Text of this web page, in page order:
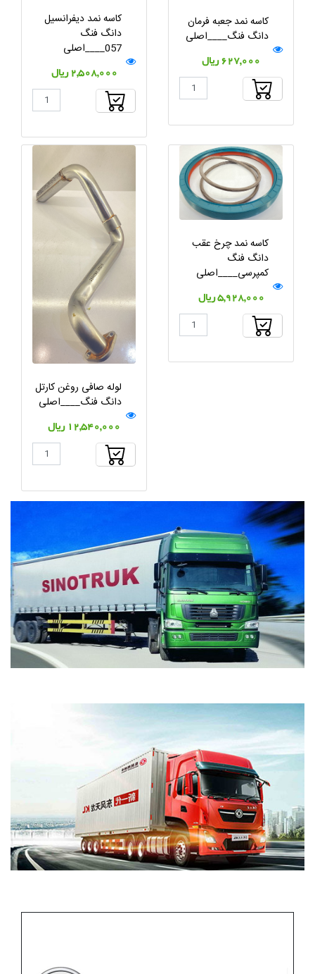
کاسه نمد دیفرانسیل
دانگ فنگ
057____اصلی
2,508,000 ریال
کاسه نمد جعبه فرمان
دانگ فنگ____اصلی
627,000 ریال
لوله صافی روغن کارتل
دانگ فنگ____اصلی
12,540,000 ریال
کاسه نمد چرخ عقب
دانگ فنگ
کمپرسی____اصلی
5,928,000 ریال